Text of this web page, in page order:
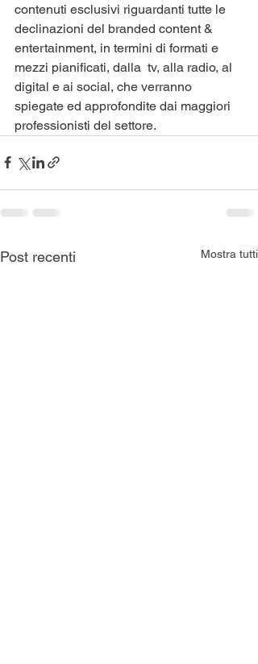
contenuti esclusivi riguardanti tutte le
declinazioni del branded content &
entertainment, in termini di formati e
mezzi pianificati, dalla  tv, alla radio, al
digital e ai social, che verranno
spiegate ed approfondite dai maggiori
professionisti del settore.
Post recenti Mostra tutti